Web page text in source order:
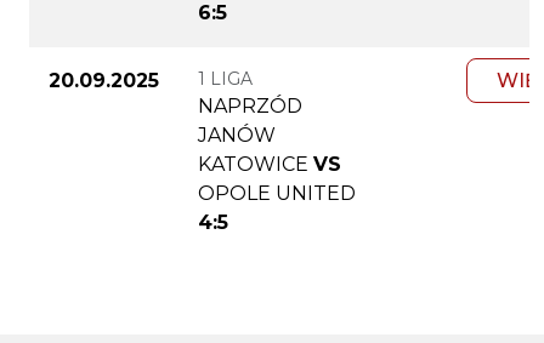
6:5
20.09.2025 1 LIGA
NAPRZÓD
JANÓW
KATOWICE VS
OPOLE UNITED
4:5